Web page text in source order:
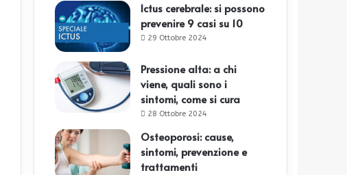
Ictus cerebrale: si possono
prevenire 9 casi su 10
29 Ottobre 2024
Pressione alta: a chi
viene, quali sono i
sintomi, come si cura
28 Ottobre 2024
Osteoporosi: cause,
sintomi, prevenzione e
trattamenti